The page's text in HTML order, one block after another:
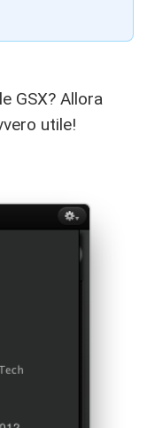
GSX? Allora
utile!